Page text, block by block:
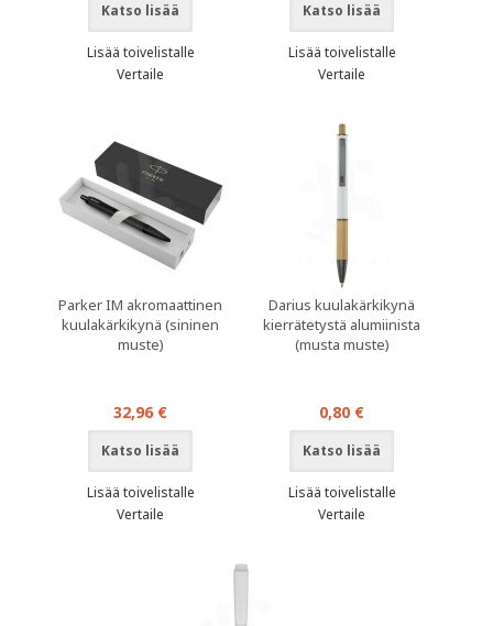
Katso lisää
Lisää toivelistalle
Vertaile
Katso lisää
Lisää toivelistalle
Vertaile
Parker IM akromaattinen
kuulakärkikynä (sininen
muste)
32,96 €
Katso lisää
Lisää toivelistalle
Vertaile
Darius kuulakärkikynä
kierrätetystä alumiinista
(musta muste)
0,80 €
Katso lisää
Lisää toivelistalle
Vertaile